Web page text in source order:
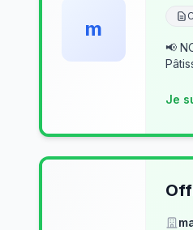
m
📢 NOUS RECRUTONS ! Dans
Je